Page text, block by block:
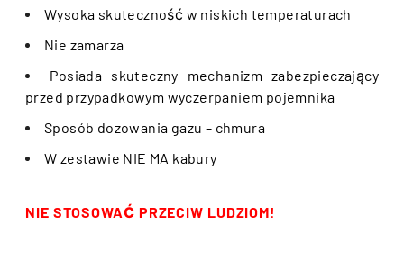
Wysoka skuteczność w niskich temperaturach
Nie zamarza
Posiada skuteczny mechanizm zabezpieczający
przed przypadkowym wyczerpaniem pojemnika
Sposób dozowania gazu – chmura
W zestawie NIE MA kabury
NIE STOSOWAĆ PRZECIW LUDZIOM!